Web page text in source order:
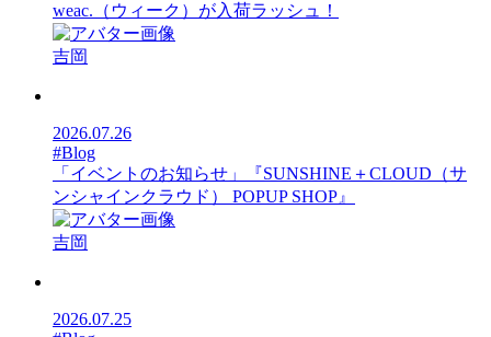
weac.（ウィーク）が入荷ラッシュ！
吉岡
2026.07.26
#Blog
「イベントのお知らせ」『SUNSHINE＋CLOUD（サ
ンシャインクラウド） POPUP SHOP』
吉岡
2026.07.25